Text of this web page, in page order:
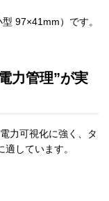
97×41mm）です。
力管理”が実
力可視化に強く、タ
しています。